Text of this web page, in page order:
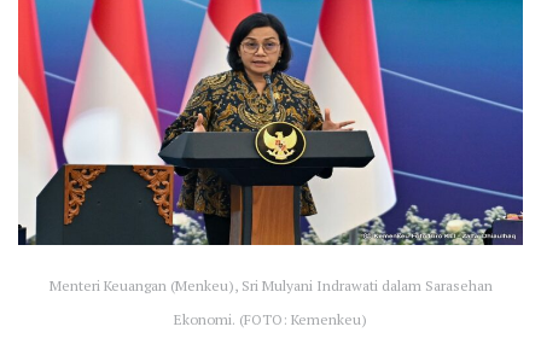
Menteri Keuangan (Menkeu), Sri Mulyani Indrawati dalam Sarasehan
Ekonomi. (FOTO: Kemenkeu)